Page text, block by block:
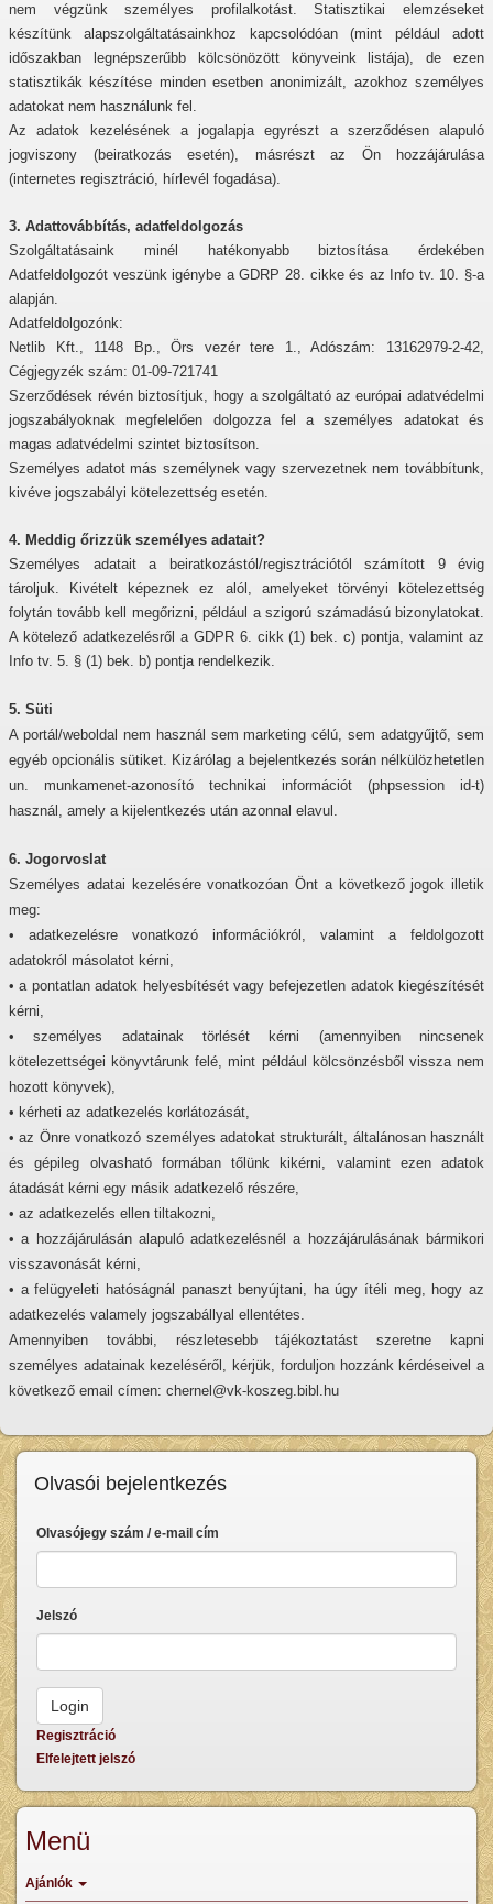
nem végzünk személyes profilalkotást. Statisztikai elemzéseket
készítünk alapszolgáltatásainkhoz kapcsolódóan (mint például adott
időszakban legnépszerűbb kölcsönözött könyveink listája), de ezen
statisztikák készítése minden esetben anonimizált, azokhoz személyes
adatokat nem használunk fel.
Az adatok kezelésének a jogalapja egyrészt a szerződésen alapuló
jogviszony (beiratkozás esetén), másrészt az Ön hozzájárulása
(internetes regisztráció, hírlevél fogadása).
3. Adattovábbítás, adatfeldolgozás
Szolgáltatásaink minél hatékonyabb biztosítása érdekében
Adatfeldolgozót veszünk igénybe a GDRP 28. cikke és az Info tv. 10. §-a
alapján.
Adatfeldolgozónk:
Netlib Kft., 1148 Bp., Örs vezér tere 1., Adószám: 13162979-2-42,
Cégjegyzék szám: 01-09-721741
Szerződések révén biztosítjuk, hogy a szolgáltató az európai adatvédelmi
jogszabályoknak megfelelően dolgozza fel a személyes adatokat és
magas adatvédelmi szintet biztosítson.
Személyes adatot más személynek vagy szervezetnek nem továbbítunk,
kivéve jogszabályi kötelezettség esetén.
4. Meddig őrizzük személyes adatait?
Személyes adatait a beiratkozástól/regisztrációtól számított 9 évig
tároljuk. Kivételt képeznek ez alól, amelyeket törvényi kötelezettség
folytán tovább kell megőrizni, például a szigorú számadású bizonylatokat.
A kötelező adatkezelésről a GDPR 6. cikk (1) bek. c) pontja, valamint az
Info tv. 5. § (1) bek. b) pontja rendelkezik.
5. Süti
A portál/weboldal nem használ sem marketing célú, sem adatgyűjtő, sem
egyéb opcionális sütiket. Kizárólag a bejelentkezés során nélkülözhetetlen
un. munkamenet-azonosító technikai információt (phpsession id-t)
használ, amely a kijelentkezés után azonnal elavul.
6. Jogorvoslat
Személyes adatai kezelésére vonatkozóan Önt a következő jogok illetik
meg:
• adatkezelésre vonatkozó információkról, valamint a feldolgozott
adatokról másolatot kérni,
• a pontatlan adatok helyesbítését vagy befejezetlen adatok kiegészítését
kérni,
• személyes adatainak törlését kérni (amennyiben nincsenek
kötelezettségei könyvtárunk felé, mint például kölcsönzésből vissza nem
hozott könyvek),
• kérheti az adatkezelés korlátozását,
• az Önre vonatkozó személyes adatokat strukturált, általánosan használt
és gépileg olvasható formában tőlünk kikérni, valamint ezen adatok
átadását kérni egy másik adatkezelő részére,
• az adatkezelés ellen tiltakozni,
• a hozzájárulásán alapuló adatkezelésnél a hozzájárulásának bármikori
visszavonását kérni,
• a felügyeleti hatóságnál panaszt benyújtani, ha úgy ítéli meg, hogy az
adatkezelés valamely jogszabállyal ellentétes.
Amennyiben további, részletesebb tájékoztatást szeretne kapni
személyes adatainak kezeléséről, kérjük, forduljon hozzánk kérdéseivel a
következő email címen: chernel@vk-koszeg.bibl.hu
Olvasói bejelentkezés
Olvasójegy szám / e-mail cím
Jelszó
Regisztráció
Elfelejtett jelszó
Menü
Ajánlók